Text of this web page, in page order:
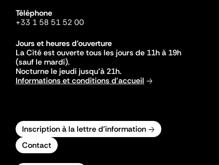
Téléphone
+33 1 58 51 52 00
Jours et heures d'ouverture
La Cité est ouverte tous les jours de 11h à 19h
(sauf le mardi).
Nocturne le jeudi jusqu'à 21h.
Informations et conditions d'accueil
Inscription à la lettre d'information
Contact